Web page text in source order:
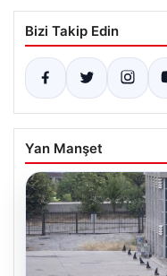
Bizi Takip Edin
Yan Manşet